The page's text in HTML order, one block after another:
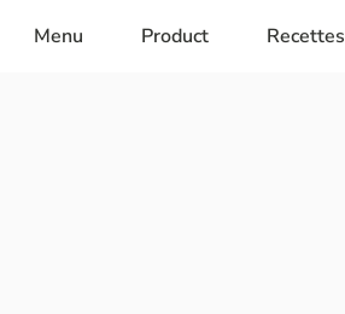
Menu Product Recettes